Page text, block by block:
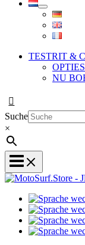
TESTRIT &
NU
Suche
×